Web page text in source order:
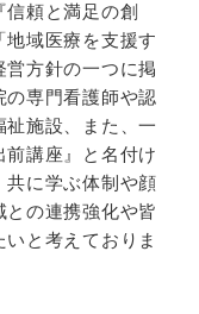
頼と満足の創
域医療を支援す
営方針の一つに掲
の専門看護師や認
施設、また、一
講座』と名付け
共に学ぶ体制や顔
の連携強化や皆
と考えておりま